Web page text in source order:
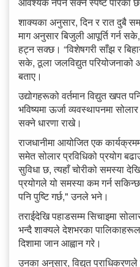
शाक्यका अनुसार, दिन र रात दुबै
माग अनुसार बिजुली आपूर्ति गर्न
हट्न सक्छ। “विशेषगरी साँझ र
सके, ठूला जलविद्युत
बताए।
उद्योगहरूको वर्तमान विद्युत खपत
भविष्यमा ऊर्जा व्यवस्थापनमा
सक्ने धारणा राखे।
राजधानीमा आयोजित एक
समेत सोलार प्रविधिको प्रयोग
सुविधा छ, त्यहाँ चोरीको समस्या
प्रयोगले यो समस्या कम गर्न
पनि पुष्टि गर्छ," उनले भने।
तराईदेखि पहाडसम्म सिचाइमा
भन्दै शाक्यले देशभरका
दिशामा जान आह्वान गरे।
उनका अनुसार, विद्युत